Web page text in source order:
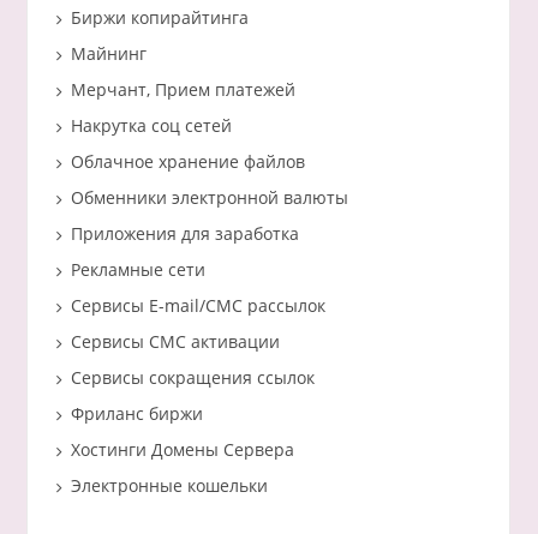
Биржи копирайтинга
Майнинг
Мерчант, Прием платежей
Накрутка соц сетей
Облачное хранение файлов
Обменники электронной валюты
Приложения для заработка
Рекламные сети
Сервисы E-mail/СМС рассылок
Сервисы СМС активации
Сервисы сокращения ссылок
Фриланс биржи
Хостинги Домены Сервера
Электронные кошельки